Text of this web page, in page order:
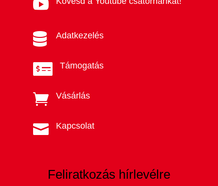

 Adatkezelés
 Támogatás
 Vásárlás
 Kapcsolat
Feliratkozás hírlevélre